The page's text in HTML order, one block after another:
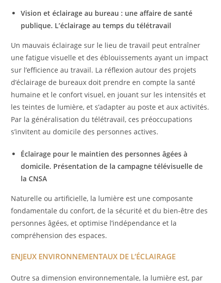
Vision et éclairage au bureau : une affaire de santé
publique. L’éclairage au temps du télétravail
Un mauvais éclairage sur le lieu de travail peut entraîner
une fatigue visuelle et des éblouissements ayant un impact
sur l’efficience au travail. La réflexion autour des projets
d’éclairage de bureaux doit prendre en compte la santé
humaine et le confort visuel, en jouant sur les intensités et
les teintes de lumière, et s’adapter au poste et aux activités.
Par la généralisation du télétravail, ces préoccupations
s’invitent au domicile des personnes actives.
Éclairage pour le maintien des personnes âgées à
domicile. Présentation de la campagne télévisuelle de
la CNSA
Naturelle ou artificielle, la lumière est une composante
fondamentale du confort, de la sécurité et du bien-être des
personnes âgées, et optimise l’indépendance et la
compréhension des espaces.
ENJEUX ENVIRONNEMENTAUX DE L’ÉCLAIRAGE
Outre sa dimension environnementale, la lumière est, par